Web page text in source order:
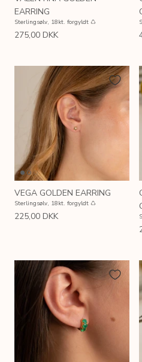
EARRING
Sterlingsølv, 18kt. forgyldt ♺
275,00 DKK
VEGA GOLDEN EARRING
Sterlingsølv, 18kt. forgyldt ♺
225,00 DKK